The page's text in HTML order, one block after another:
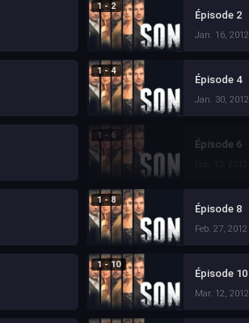
1 - 2
Épisode 2
Jan. 16, 2012
1 - 4
Épisode 4
Jan. 30, 2012
1 - 6
Épisode 6
1 - 8
Épisode 8
Feb. 27, 2012
1 - 10
Épisode 10
Mar. 12, 2012